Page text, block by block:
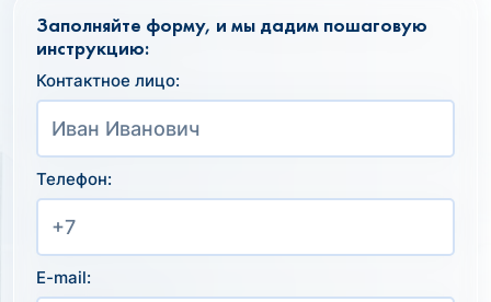
Заполняйте форму, и мы дадим пошаговую
инструкцию:
Контактное лицо:
Телефон:
E-mail: